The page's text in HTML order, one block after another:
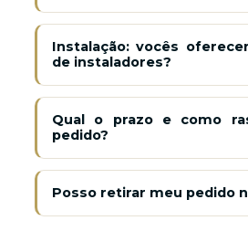
Instalação: vocês
de instaladores?
Qual o prazo e como
pedido?
Posso retirar meu pedido